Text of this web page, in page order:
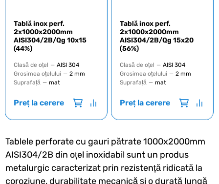
Tablă inox perf.
2х1000х2000mm
AISI304/2B/Qg 10х15
(44%)
Clasă de oțel — AISI 304
Grosimea oțelului — 2 mm
Suprafață — mat
Preț la cerere
Tablă inox perf.
2х1000х2000mm
AISI304/2B/Qg 15х20
(56%)
Clasă de oțel — AISI 304
Grosimea oțelului — 2 mm
Suprafață — mat
Preț la cerere
Tablele perforate cu gauri pătrate 1000x2000mm
AISI304/2B din oțel inoxidabil sunt un produs
metalurgic caracterizat prin rezistență ridicată la
coroziune, durabilitate mecanică și o durată lungă